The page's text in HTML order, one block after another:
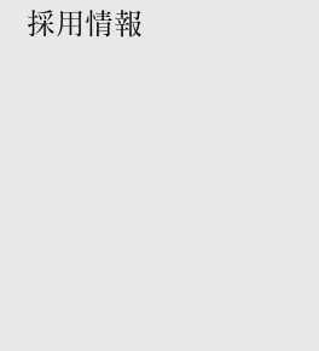
採用情報